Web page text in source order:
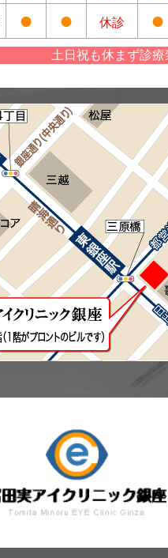
● ● 休診 ●
土日祝も休まず診療